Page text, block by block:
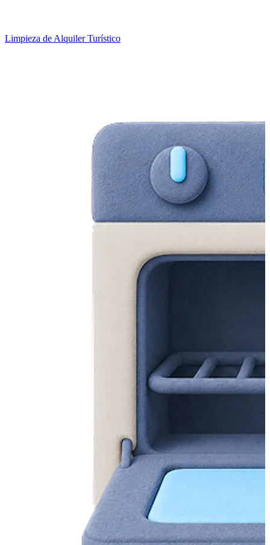
Limpieza de Alquiler Turístico